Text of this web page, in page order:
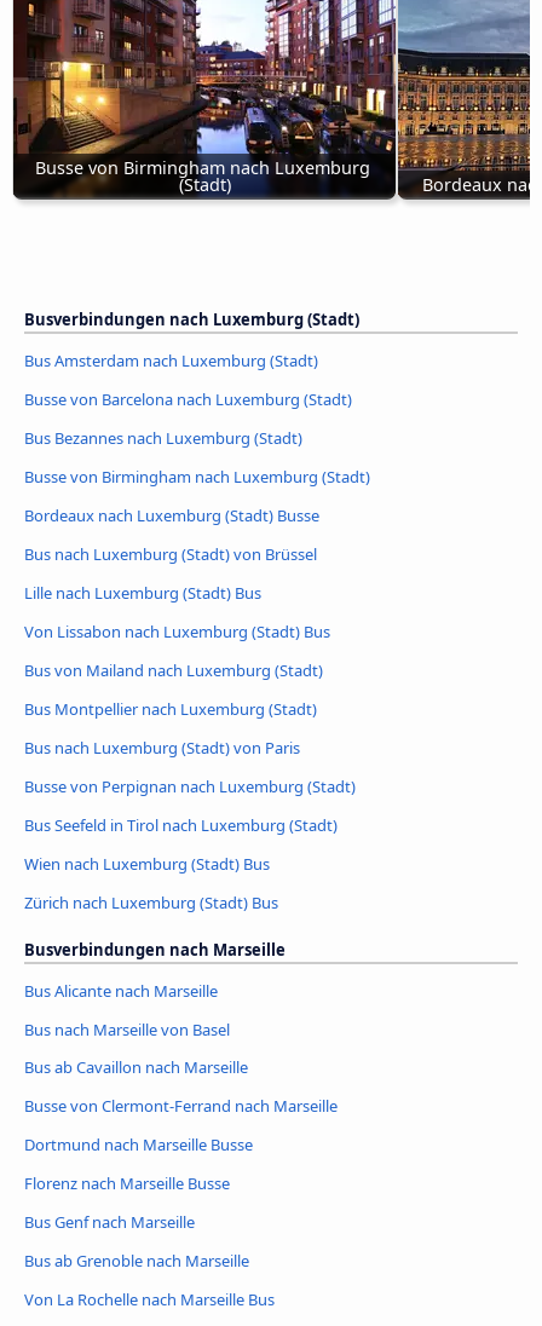
Busse von Birmingham nach Luxemburg
(Stadt) Bordeaux
Busverbindungen nach Luxemburg (Stadt)
Bus Amsterdam nach Luxemburg (Stadt)
Busse von Barcelona nach Luxemburg (Stadt)
Bus Bezannes nach Luxemburg (Stadt)
Busse von Birmingham nach Luxemburg (Stadt)
Bordeaux nach Luxemburg (Stadt) Busse
Bus nach Luxemburg (Stadt) von Brüssel
Lille nach Luxemburg (Stadt) Bus
Von Lissabon nach Luxemburg (Stadt) Bus
Bus von Mailand nach Luxemburg (Stadt)
Bus Montpellier nach Luxemburg (Stadt)
Bus nach Luxemburg (Stadt) von Paris
Busse von Perpignan nach Luxemburg (Stadt)
Bus Seefeld in Tirol nach Luxemburg (Stadt)
Wien nach Luxemburg (Stadt) Bus
Zürich nach Luxemburg (Stadt) Bus
Busverbindungen nach Marseille
Bus Alicante nach Marseille
Bus nach Marseille von Basel
Bus ab Cavaillon nach Marseille
Busse von Clermont-Ferrand nach Marseille
Dortmund nach Marseille Busse
Florenz nach Marseille Busse
Bus Genf nach Marseille
Bus ab Grenoble nach Marseille
Von La Rochelle nach Marseille Bus